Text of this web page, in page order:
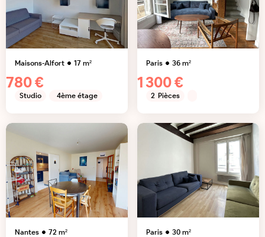
Maisons-Alfort 17m²
780 €
Studio 4ème étage
Paris 36m²
1 300 €
2 Pièces
Nantes 72m² Paris 30m²